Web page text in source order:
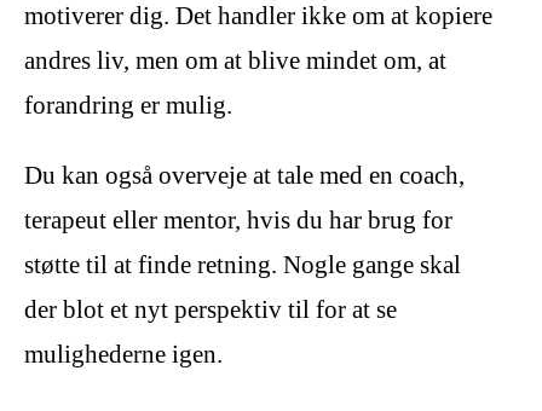
motiverer dig. Det handler ikke om at kopiere
andres liv, men om at blive mindet om, at
forandring er mulig.
Du kan også overveje at tale med en coach,
terapeut eller mentor, hvis du har brug for
støtte til at finde retning. Nogle gange skal
der blot et nyt perspektiv til for at se
mulighederne igen.